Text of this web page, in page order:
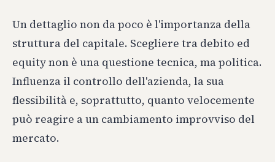
Un dettaglio non da poco è l'importanza della
struttura del capitale. Scegliere tra debito ed
equity non è una questione tecnica, ma politica.
Influenza il controllo dell'azienda, la sua
flessibilità e, soprattutto, quanto velocemente
può reagire a un cambiamento improvviso del
mercato.